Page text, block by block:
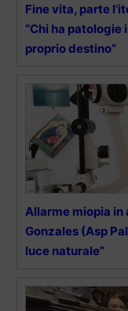
Fine vita, parte
“Chi ha
proprio destino”
Allarme miopia in
Gonzales (Asp
luce naturale”